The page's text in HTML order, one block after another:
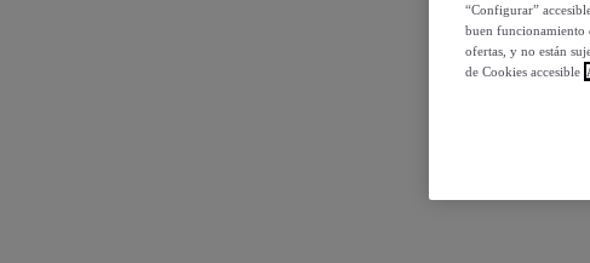
“Configurar”
buen funcionamiento
ofertas, y no están
de Cookies accesible